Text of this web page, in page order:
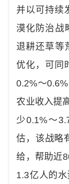
并以可持续
漠化防治战
退耕还草等
优化，可同
0.2%～0.6%
农业收入提
少0.1%～
估，该战略
给，帮助近
1.3亿人的